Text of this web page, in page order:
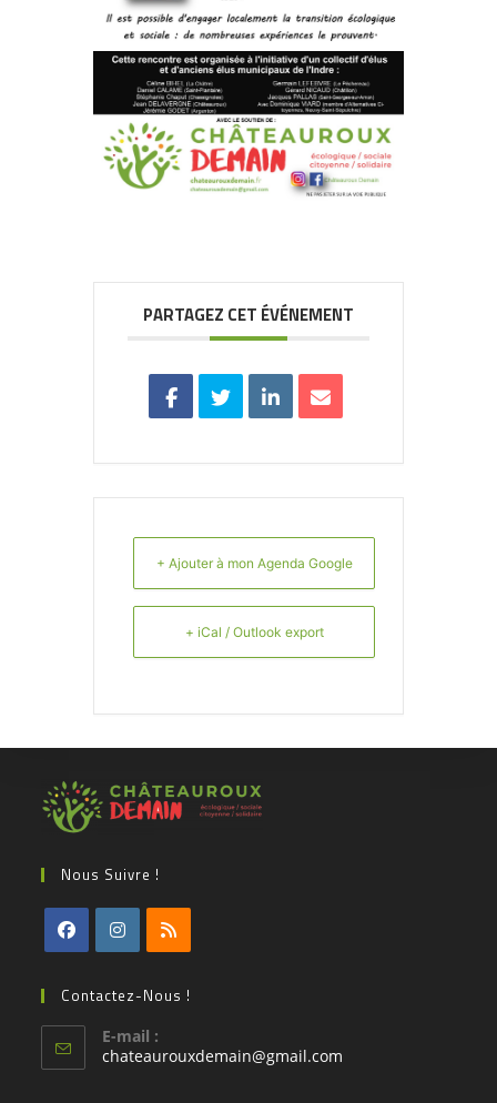
PARTAGEZ CET ÉVÉNEMENT
+ Ajouter à mon Agenda Google
+ iCal / Outlook export
Nous Suivre !
Contactez-Nous !
E-mail :
chateaurouxdemain@gmail.com